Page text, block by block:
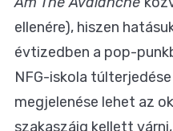
ellenére), hiszen
évtizedben a pop-
NFG-iskola
megjelenése lehet az
szakaszáig kellett